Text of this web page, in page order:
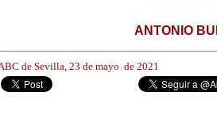
ANTONIO
de Sevilla, 23 de mayo de 2021